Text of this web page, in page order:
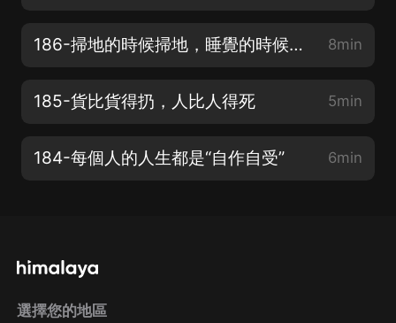
186-掃地的時候掃地，睡覺的時候睡覺 8min
185-貨比貨得扔，人比人得死 5min
184-每個人的人生都是“自作自受” 6min
選擇您的地區